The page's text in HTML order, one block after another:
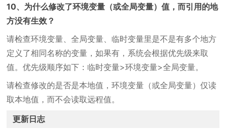
10、为什么修改了环境变量（或全局变量）值，而引用的地
方没有生效？
请检查环境变量、全局变量、临时变量里是不是有多个地方
定义了相同名称的变量，如果有，系统会根据优先级来取
值。优先级顺序如下：临时变量>环境变量>全局变量。
请检查修改的是否是本地值，环境变量（或全局变量）仅读
取本地值，而不会读取远程值。
更新日志